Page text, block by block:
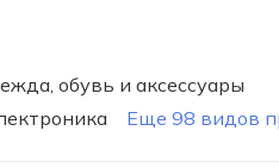
обувь и аксессуары
Еще 98 видов